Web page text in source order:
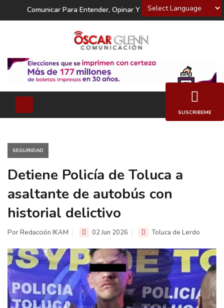
Powered by
Comunicar Para Entender, Opinar Y Decidir
SEGURIDAD
Detiene Policía de Toluca a
asaltante de autobús con
historial delictivo
Por Redacción IKAM 02 Jun 2026 Toluca de Lerdo
SUSCRIBEME